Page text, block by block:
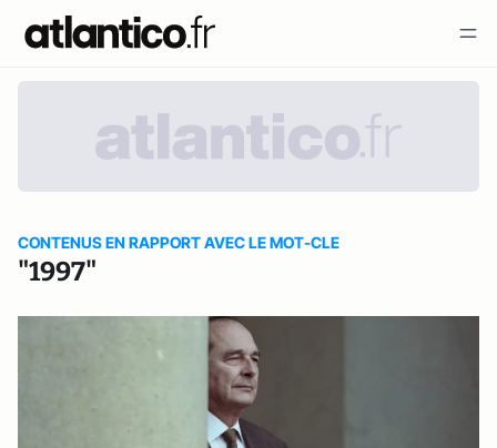
CONTENUS EN RAPPORT AVEC LE MOT-CLE
"1997"